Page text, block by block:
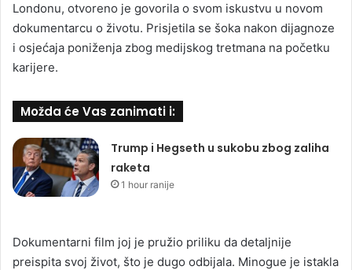
Londonu, otvoreno je govorila o svom iskustvu u novom
dokumentarcu o životu. Prisjetila se šoka nakon dijagnoze
i osjećaja poniženja zbog medijskog tretmana na početku
karijere.
Možda će Vas zanimati i:
Trump i Hegseth u sukobu zbog zaliha
raketa
1 hour ranije
Dokumentarni film joj je pružio priliku da detaljnije
preispita svoj život, što je dugo odbijala. Minogue je istakla